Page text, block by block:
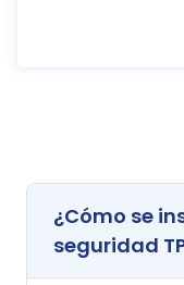
¿Cómo se
seguridad